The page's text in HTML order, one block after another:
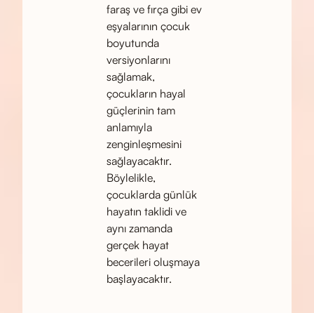
faraş ve fırça gibi ev
eşyalarının çocuk
boyutunda
versiyonlarını
sağlamak,
çocukların hayal
güçlerinin tam
anlamıyla
zenginleşmesini
sağlayacaktır.
Böylelikle,
çocuklarda günlük
hayatın taklidi ve
aynı zamanda
gerçek hayat
becerileri oluşmaya
başlayacaktır.